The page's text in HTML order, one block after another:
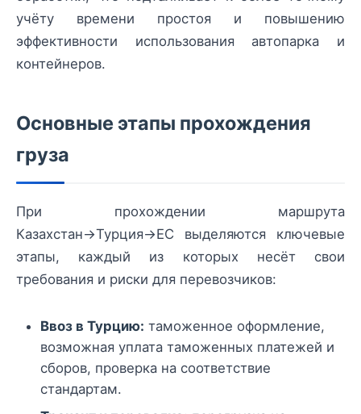
учёту времени простоя и повышению
эффективности использования автопарка и
контейнеров.
Основные этапы прохождения
груза
При прохождении маршрута
Казахстан→Турция→ЕС выделяются ключевые
этапы, каждый из которых несёт свои
требования и риски для перевозчиков:
Ввоз в Турцию: таможенное оформление,
возможная уплата таможенных платежей и
сборов, проверка на соответствие
стандартам.